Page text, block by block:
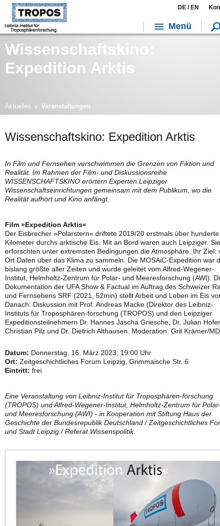
Wissenschaftskino:
Expedition Arktis
Aktuelles Veranstaltungen
Wissenschaftskino: Expedition Arktis
In Film und Fernsehen verschwimmen die Grenzen von Fiktion und
Realität. Im Rahmen der Film- und Diskussionsreihe
WISSENSCHAFTSKINO erörtern Experten Leipziger
Wissenschaftseinrichtungen gemeinsam mit dem Publikum, wo die
Realität aufhört und Kino anfängt.
Film »Expedition Arktis«
Der Eisbrecher »Polarstern« driftete 2019/20 erstmals über hunderte
Kilometer durchs arktische Eis. Mit an Bord waren auch Leipziger. Sie
erforschten unter extremsten Bedingungen die Atmosphäre. Ihr Ziel:
Ort Daten über das Klima zu sammeln. Die MOSAiC-Expedition war
bislang größte aller Zeiten und wurde geleitet vom Alfred-Wegener-
Institut, Helmholtz-Zentrum für Polar- und Meeresforschung (AWI).
Dokumentation der UFA Show & Factual im Auftrag des Schweizer
und Fernsehens SRF (2021, 52min) stellt Arbeit und Leben im Eis
Danach: Diskussion mit Prof. Andreas Macke (Direktor des Leibniz-
Instituts für Troposphären-forschung (TROPOS) und den Leipziger
Expeditionsteilnehmern Dr. Hannes Jascha Griesche, Dr. Julian
Christian Pilz und Dr. Dietrich Althausen. Moderation: Grit Krämer/
Datum: Donnerstag, 16. März 2023, 19:00 Uhr
Ort: Zeitgeschichtliches Forum Leipzig, Grimmaische Str. 6
Eintritt: frei
Eine Veranstaltung von Leibniz-Institut für Troposphären-forschung
(TROPOS) und Alfred-Wegener-Institut, Helmholtz-Zentrum für
und Meeresforschung (AWI) - in Kooperation mit Stiftung Haus der
Geschichte der Bundesrepublik Deutschland / Zeitgeschichtliches
und Stadt Leipzig / Referat Wissenspolitik.
DE /EN
Menü